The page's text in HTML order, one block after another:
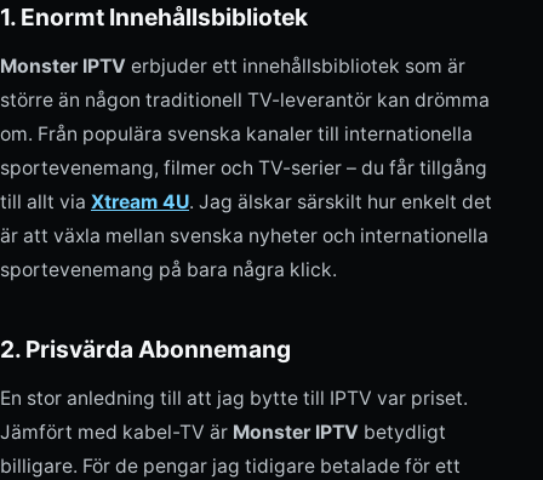
1. Enormt Innehållsbibliotek
Monster IPTV erbjuder ett innehållsbibliotek som är
större än någon traditionell TV-leverantör kan drömma
om. Från populära svenska kanaler till internationella
sportevenemang, filmer och TV-serier – du får tillgång
till allt via Xtream 4U. Jag älskar särskilt hur enkelt det
är att växla mellan svenska nyheter och internationella
sportevenemang på bara några klick.
2. Prisvärda Abonnemang
En stor anledning till att jag bytte till IPTV var priset.
Jämfört med kabel-TV är Monster IPTV betydligt
billigare. För de pengar jag tidigare betalade för ett